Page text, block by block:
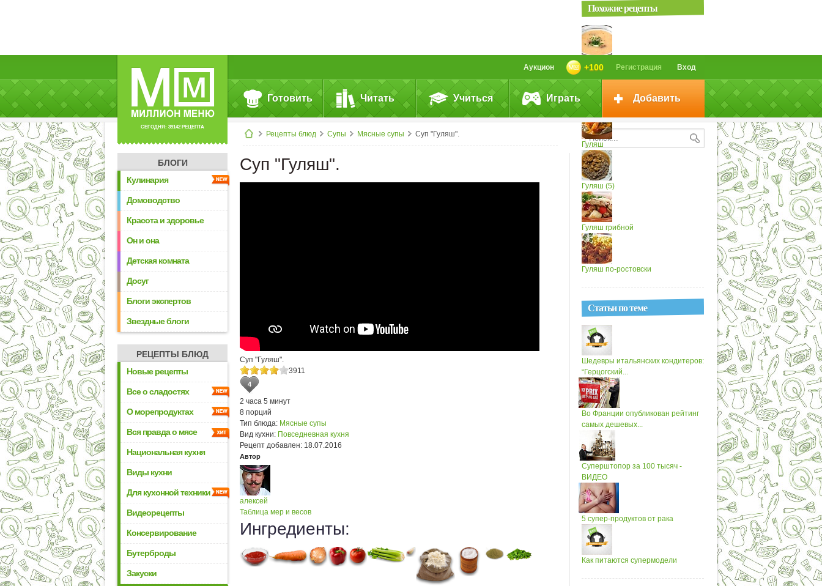
СЕГОДНЯ: 39142 РЕЦЕПТА
Вход
Регистрация
+100
Аукцион
Готовить Читать Учиться Играть Добавить
Рецепты блюд Супы Мясные супы Суп "Гуляш".
БЛОГИ
Кулинария
Домоводство
Красота и здоровье
Он и она
Детская комната
Досуг
Блоги экспертов
Звездные блоги
РЕЦЕПТЫ БЛЮД
Новые рецепты
Все о сладостях
О морепродуктах
Вся правда о мясе
Национальная кухня
Виды кухни
Для кухонной техники
Видеорецепты
Консервирование
Бутерброды
Закуски
Суп "Гуляш".
Суп "Гуляш".
3911
4
2 часа 5 минут
8 порций
Тип блюда: Мясные супы
Вид кухни: Повседневная кухня
Рецепт добавлен: 18.07.2016
Автор
алексей
Таблица мер и весов
Ингредиенты:
Похожие рецепты
Гуляш (2)
Гуляш
Гуляш (5)
Гуляш грибной
Гуляш по-ростовски
Статьи по теме
Шедевры итальянских кондитеров:
“Герцогский...
Во Франции опубликован рейтинг
самых дешевых...
Суперштопор за 100 тысяч -
ВИДЕО
5 супер-продуктов от рака
Как питаются супермодели